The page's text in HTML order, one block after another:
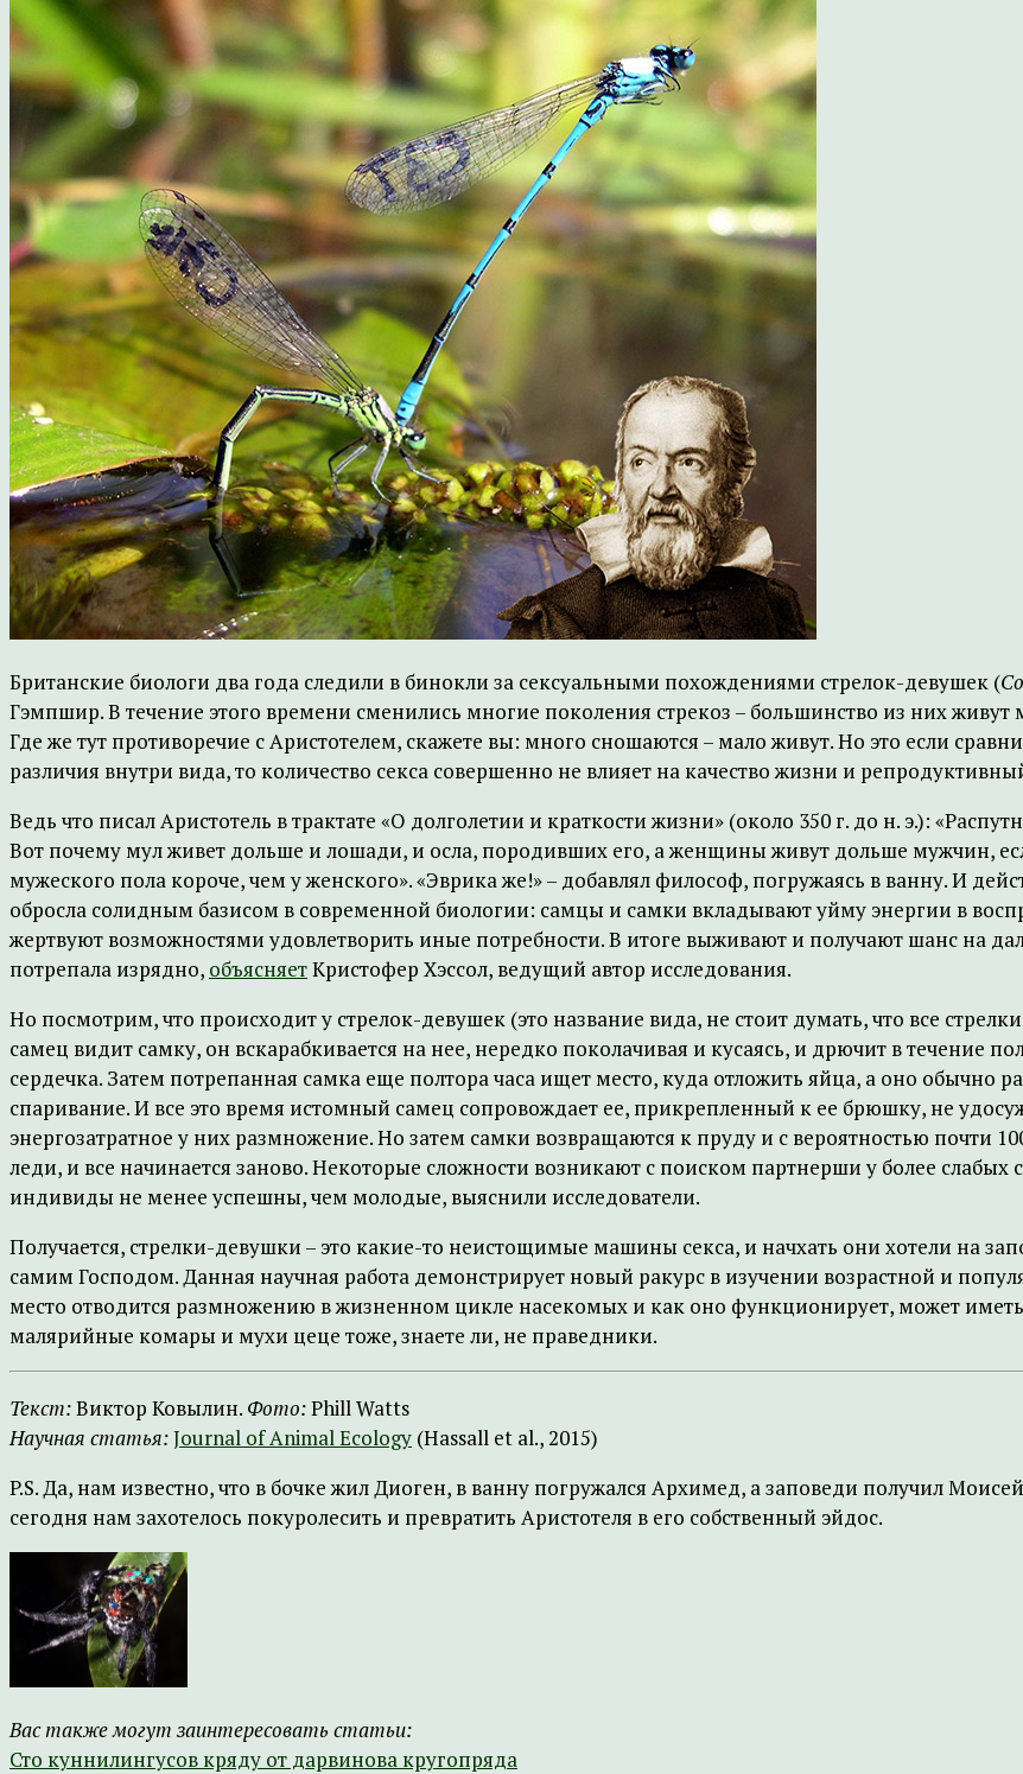
Британские биологи два года следили в бинокли за сексуальными похождениями стрелок-девушек (
Гэмпшир. В течение этого времени сменились многие поколения стрекоз – большинство из них
Где же тут противоречие с Аристотелем, скажете вы: много сношаются – мало живут. Но это если
различия внутри вида, то количество секса совершенно не влияет на качество жизни и
Ведь что писал Аристотель в трактате «О долголетии и краткости жизни» (около 350 г. до н. э.):
Вот почему мул живет дольше и лошади, и осла, породивших его, а женщины живут дольше мужчин,
мужеского пола короче, чем у женского». «Эврика же!» – добавлял философ, погружаясь в ванну. И
обросла солидным базисом в современной биологии: самцы и самки вкладывают уйму энергии в
жертвуют возможностями удовлетворить иные потребности. В итоге выживают и получают шанс на
потрепала изрядно, объясняетКристофер Хэссол, ведущий автор исследования.
Но посмотрим, что происходит у стрелок-девушек (это название вида, не стоит думать, что все
самец видит самку, он вскарабкивается на нее, нередко поколачивая и кусаясь, и дрючит в течение
сердечка. Затем потрепанная самка еще полтора часа ищет место, куда отложить яйца, а оно обычно
спаривание. И все это время истомный самец сопровождает ее, прикрепленный к ее брюшку, не
энергозатратное у них размножение. Но затем самки возвращаются к пруду и с вероятностью почти
леди, и все начинается заново. Некоторые сложности возникают с поиском партнерши у более слабых
индивиды не менее успешны, чем молодые, выяснили исследователи.
Получается, стрелки-девушки – это какие-то неистощимые машины секса, и начхать они хотели на
самим Господом. Данная научная работа демонстрирует новый ракурс в изучении возрастной и
место отводится размножению в жизненном цикле насекомых и как оно функционирует, может
малярийные комары и мухи цеце тоже, знаете ли, не праведники.
Текст:Виктор Ковылин. Фото:Phill Watts
Научная статья:Journal of Animal Ecology (Hassall et al., 2015)
P.S. Да, нам известно, что в бочке жил Диоген, в ванну погружался Архимед, а заповеди получил
сегодня нам захотелось покуролесить и превратить Аристотеля в его собственный эйдос.
Вас также могут заинтересовать статьи:
Сто куннилингусов кряду от дарвинова кругопряда